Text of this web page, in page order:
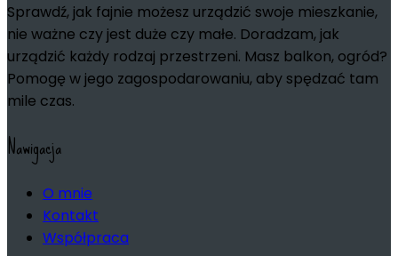
Sprawdź, jak fajnie możesz urządzić swoje mieszkanie,
nie ważne czy jest duże czy małe. Doradzam, jak
urządzić każdy rodzaj przestrzeni. Masz balkon, ogród?
Pomogę w jego zagospodarowaniu, aby spędzać tam
mile czas.
Nawigacja
O mnie
Kontakt
Współpraca